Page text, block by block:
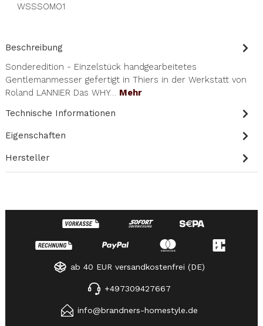
WSSSOMO1
Beschreibung
Sonderedition - Einzelstück handgearbeitetes
Gentlemanmesser gefertigt in Thiers in der Werkstatt von
Roland LANNIER Das WHY… Mehr
Technische Informationen
Eigenschaften
Hersteller
ab 40 EUR versandkostenfrei (DE)
+497309427667
info@brandners-homestyle.de